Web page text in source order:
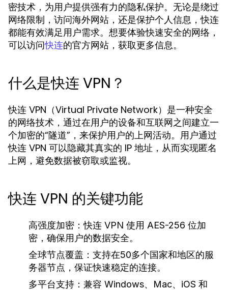
密技术，为用户提供强有力的隐私保护。无论是绕过
网络限制，访问海外网站，还是保护个人信息，快连
都能有效满足用户需求。想要体验快速安全的网络，
可以访问快连的官方网站，获取更多信息。
什么是快连 VPN？
快连 VPN（Virtual Private Network）是一种安全
的网络技术，通过在用户的设备和互联网之间建立一
个加密的“隧道”，来保护用户的上网活动。用户通过
快连 VPN 可以隐藏其真实的 IP 地址，从而实现匿名
上网，避免数据被窃取或监视。
快连 VPN 的关键功能
高强度加密：快连 VPN 使用 AES-256 位加
密，确保用户的数据安全。
全球节点覆盖： 支持在50多个国家和地区的服
务器节点，保证快速稳定的连接。
多平台支持： 兼容 Windows、Mac、iOS 和